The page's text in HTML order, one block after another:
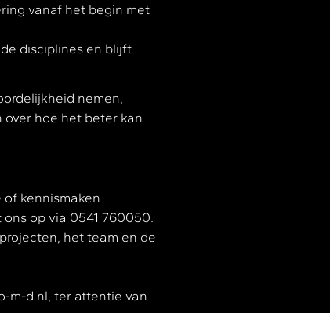
vanaf het begin met
disciplines en blijft
nemen,
hoe het beter kan.
kennismaken
op via 0541 760050.
het team en de
m-d.nl, ter attentie van